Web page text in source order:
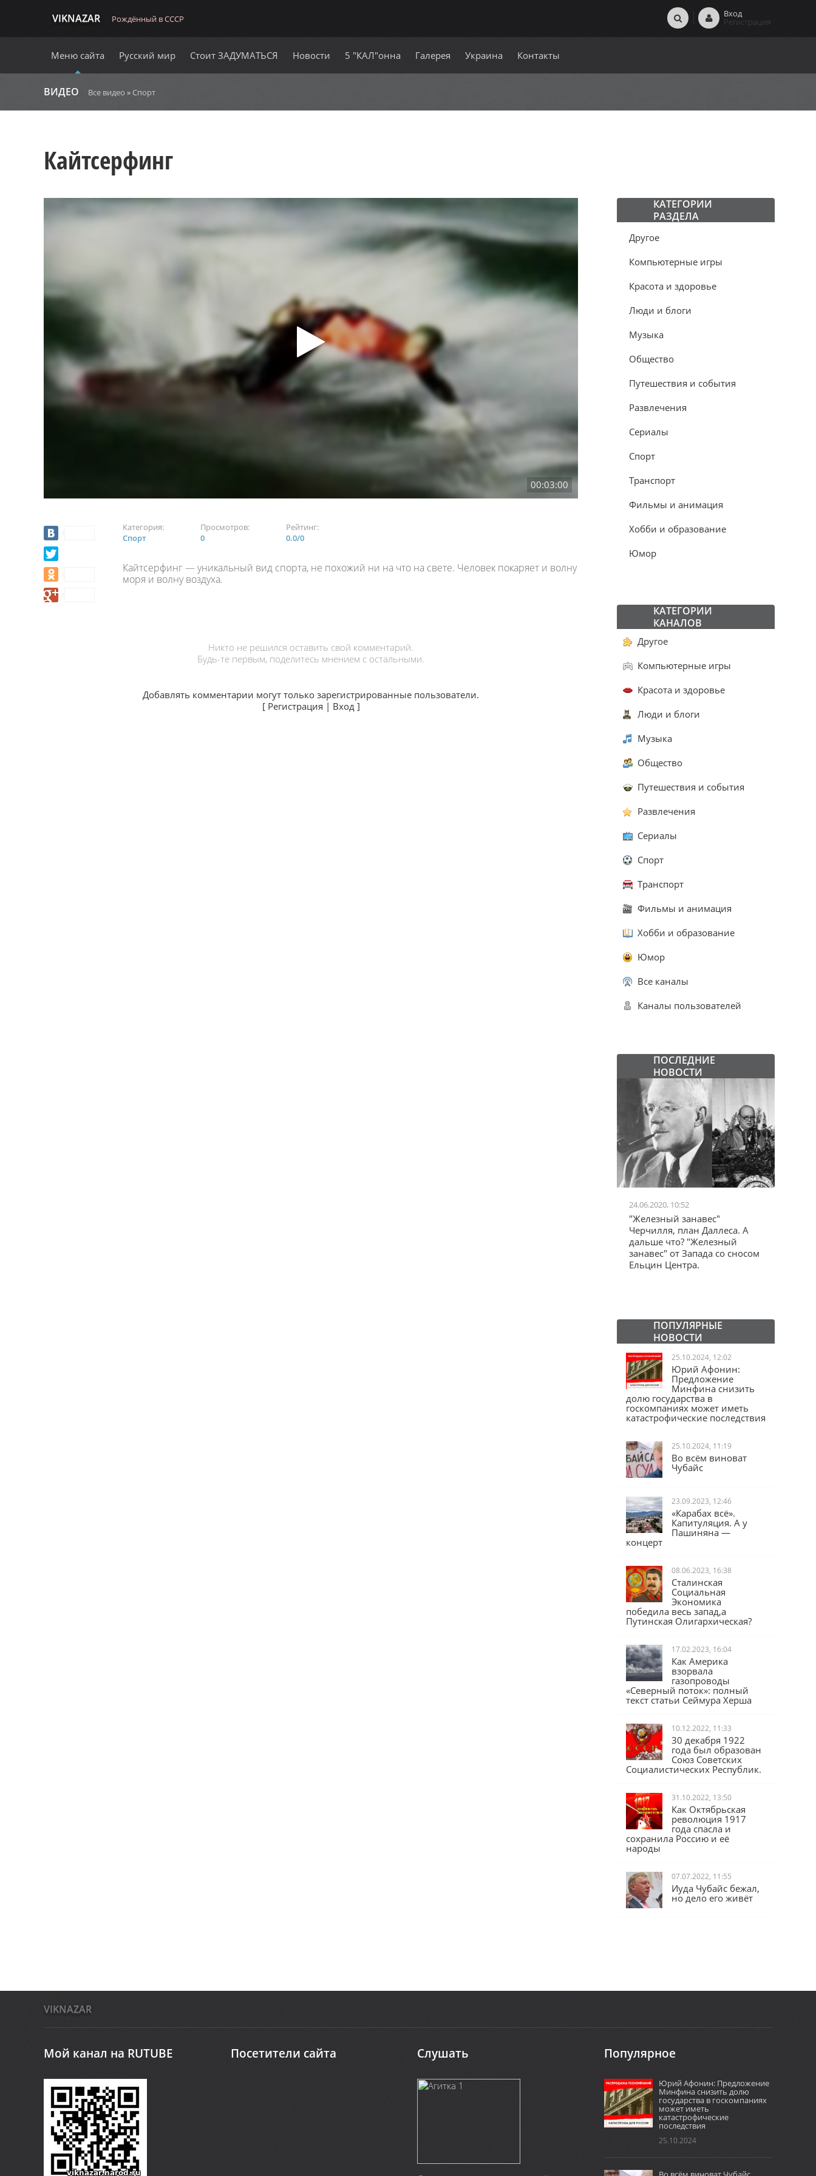
VIKNAZAR Рождённый в СССР Вход
Регистрация
Меню сайта Русский мир Стоит ЗАДУМАТЬСЯ Новости 5 "КАЛ"онна Галерея Украина Контакты
ВИДЕО Все видео » Спорт
Кайтсерфинг
00:03:00
Категория:
Спорт
Просмотров:
0
Рейтинг:
0.0/0
Кайтсерфинг — уникальный вид спорта, не похожий ни на что на свете. Человек покаряет и волну
моря и волну воздуха.
Никто не решился оставить свой комментарий.
Будь-те первым, поделитесь мнением с остальными.
Добавлять комментарии могут только зарегистрированные пользователи.
[ Регистрация | Вход]
КАТЕГОРИИ
РАЗДЕЛА
Другое
Компьютерные игры
Красота и здоровье
Люди и блоги
Музыка
Общество
Путешествия и события
Развлечения
Сериалы
Спорт
Транспорт
Фильмы и анимация
Хобби и образование
Юмор
КАТЕГОРИИ
КАНАЛОВ
Другое
Компьютерные игры
Красота и здоровье
Люди и блоги
Музыка
Общество
Путешествия и события
Развлечения
Сериалы
Спорт
Транспорт
Фильмы и анимация
Хобби и образование
Юмор
Все каналы
Каналы пользователей
ПОСЛЕДНИЕ
НОВОСТИ
24.06.2020, 10:52
"Железный занавес"
Черчилля, план Даллеса. А
дальше что? "Железный
занавес" от Запада со сносом
Ельцин Центра.
ПОПУЛЯРНЫЕ
НОВОСТИ
25.10.2024, 12:02
Юрий Афонин:
Предложение
Минфина снизить
долю государства в
госкомпаниях может иметь
катастрофические последствия
25.10.2024, 11:19
Во всём виноват
Чубайс
23.09.2023, 12:46
«Карабах всё».
Капитуляция. А у
Пашиняна —
концерт
08.06.2023, 16:38
Сталинская
Социальная
Экономика
победила весь запад,а
Путинская Олигархическая?
17.02.2023, 16:04
Как Америка
взорвала
газопроводы
«Северный поток»: полный
текст статьи Сеймура Херша
10.12.2022, 11:33
30 декабря 1922
года был образован
Союз Советских
Социалистических Республик.
31.10.2022, 13:50
Как Октябрьская
революция 1917
года спасла и
сохранила Россию и её
народы
07.07.2022, 11:55
Иуда Чубайс бежал,
но дело его живёт
VIKNAZAR
Мой канал на RUTUBE Посетители сайта Слушать Популярное
Юрий Афонин: Предложение
Минфина снизить долю
государства в госкомпаниях
может иметь
катастрофические
последствия
25.10.2024